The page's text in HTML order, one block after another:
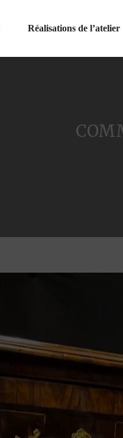
Réalisations de l’atelier